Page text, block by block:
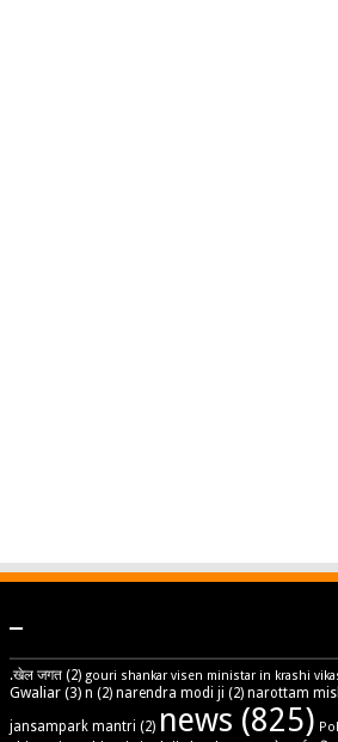
–
.खेल जगत (2) gouri shankar visen ministar in krashi
Gwaliar (3) n (2) narendra modi ji (2) narottam
jansampark mantri (2) news (825)